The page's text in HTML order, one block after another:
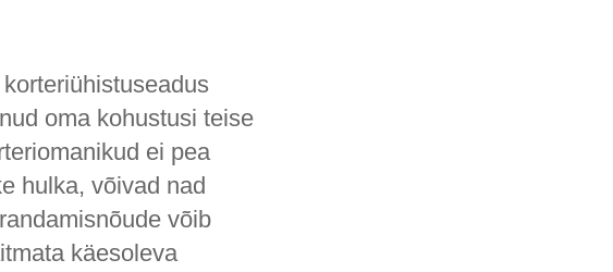
oma kohustusi teise
ei pea
hulka, võivad nad
võib
käesoleva